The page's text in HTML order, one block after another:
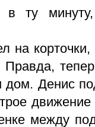
в ту
на
дом. Денис
между